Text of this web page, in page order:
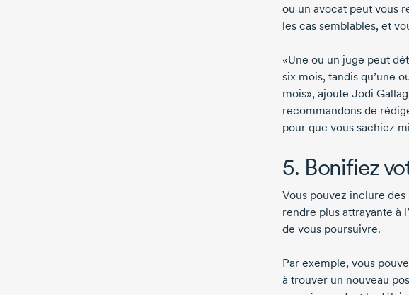
ou un avocat peut vous
les cas semblables, et
«Une ou un juge peut
six mois, tandis qu’une
mois», ajoute Jodi
recommandons de
pour que vous sachiez
5. Bonifiez
Vous pouvez inclure
rendre plus attrayante à
de vous poursuivre.
Par exemple, vous
à trouver un nouveau